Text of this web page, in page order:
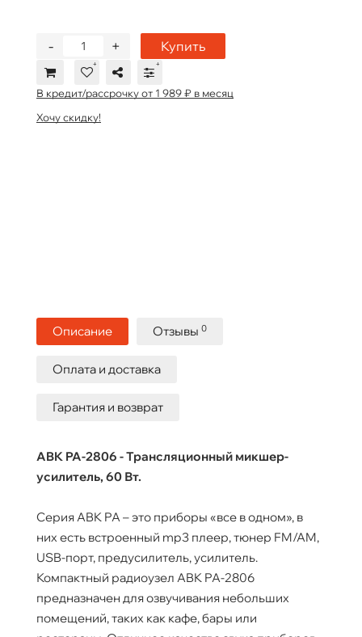
+
- Купить
В кредит/рассрочку от 1 989 ₽ в месяц
Хочу скидку!
Описание Отзывы 0
Оплата и доставка
Гарантия и возврат
ABK PA-2806 - Трансляционный микшер-
усилитель, 60 Вт.
Серия ABK PA – это приборы «все в одном», в
них есть встроенный mp3 плеер, тюнер FM/AM,
USB-порт, предусилитель, усилитель.
Компактный радиоузел ABK PA-2806
предназначен для озвучивания небольших
помещений, таких как кафе, бары или